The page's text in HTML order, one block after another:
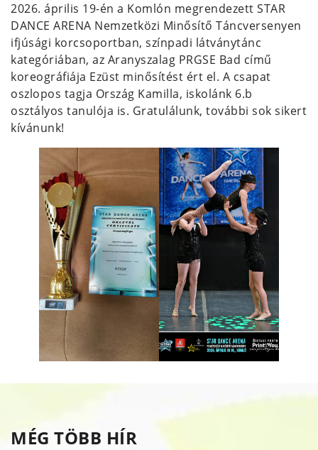
2026. április 19-én a Komlón megrendezett STAR
DANCE ARENA Nemzetközi Minősítő Táncversenyen
ifjúsági korcsoportban, színpadi látványtánc
kategóriában, az Aranyszalag PRGSE Bad című
koreográfiája Ezüst minősítést ért el. A csapat
oszlopos tagja Ország Kamilla, iskolánk 6.b
osztályos tanulója is. Gratulálunk, további sok sikert
kívánunk!
MÉG TÖBB HÍR